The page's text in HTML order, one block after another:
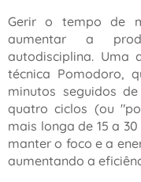
Gerir o tempo de
aumentar a
autodisciplina. Uma
técnica Pomodoro,
minutos seguidos
quatro ciclos (ou
mais longa de 15 a
manter o foco e a
aumentando a